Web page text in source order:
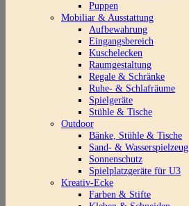
Puppen
Mobiliar & Ausstattung
Aufbewahrung
Eingangsbereich
Kuschelecken
Raumgestaltung
Regale & Schränke
Ruhe- & Schlafräume
Spielgeräte
Stühle & Tische
Outdoor
Bänke, Stühle & Tische
Sand- & Wasserspielzeug
Sonnenschutz
Spielplatzgeräte für U3
Kreativ-Ecke
Farben & Stifte